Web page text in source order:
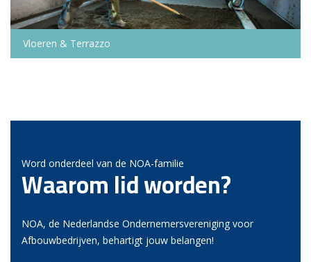
Vloeren & Terrazzo
Word onderdeel van de NOA-familie
Waarom lid worden?
NOA, de Nederlandse Ondernemersvereniging voor
Afbouwbedrijven, behartigt jouw belangen!